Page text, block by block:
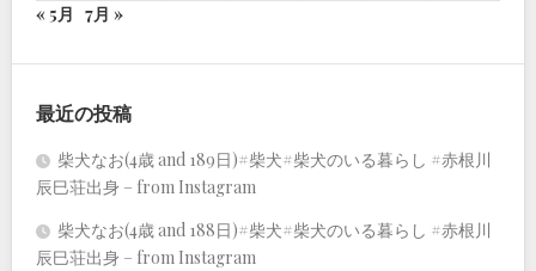
« 5月 7月 »
最近の投稿
柴犬なお(4歳 and 189日)#柴犬#柴犬のいる暮らし #赤根川
辰巳荘出身 – from Instagram
柴犬なお(4歳 and 188日)#柴犬#柴犬のいる暮らし #赤根川
辰巳荘出身 – from Instagram